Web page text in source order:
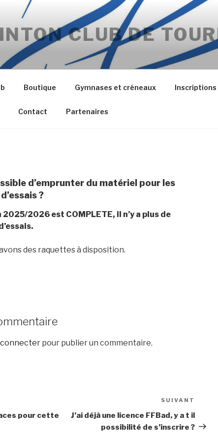
CLUB DE
Boutique Gymnases et créneaux
Contact Partenaires
d’emprunter du matériel pour les
?
2025/2026 est COMPLETE, il n’y a plus de
des raquettes à disposition.
pour publier un commentaire.
pour cette
SUIVANT
J’ai déjà une licence FFBad, y a t il
possibilité de s’inscrire ?